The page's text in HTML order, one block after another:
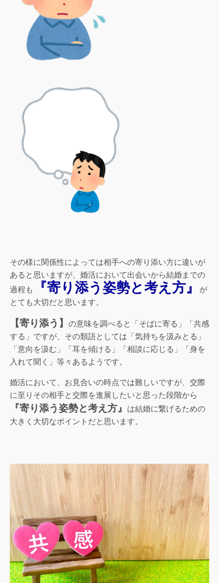
その様に関係性によっては相手への寄り添い方に違いが
あると思いますが、婚活において出会いから結婚までの
過程も
『寄り添う姿勢と考え方』
が
とても大切だと思います。
【寄り添う】
の意味を調べると「そばに寄る」「共感
する」ですが、その類語としては「気持ちを汲みとる」
「意向を汲む」「耳を傾ける」「相談に応じる」「身を
入れて聞く」等々あるようです。
婚活において、お見合いの時点では難しいですが、交際
に至りその相手と交際を進展したいと思った段階から
『寄り添う姿勢と考え方』
は結婚に繋げるための
大きく大切なポイントだと思います。